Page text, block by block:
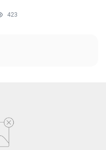
423